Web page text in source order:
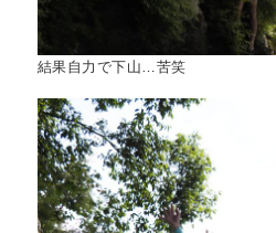
結果自力で下山…苦笑